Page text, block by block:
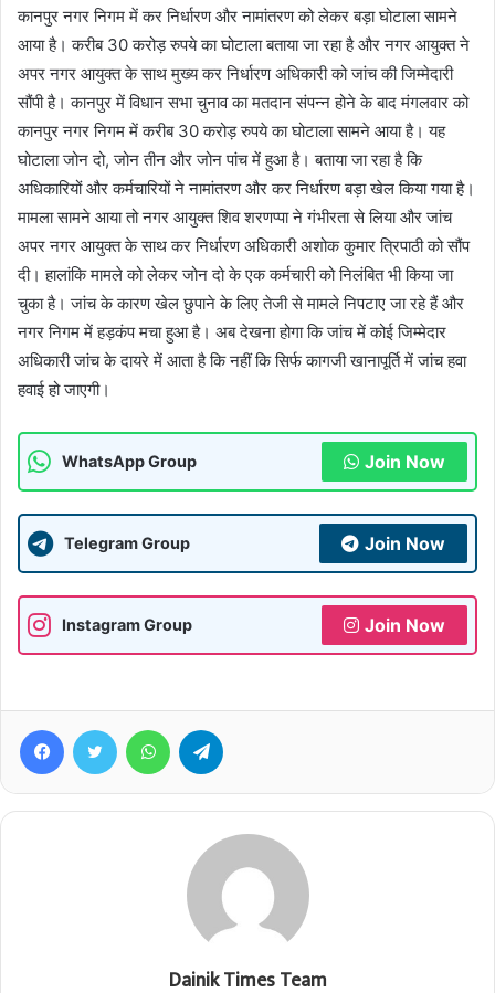
कानपुर नगर निगम में कर निर्धारण और नामांतरण को लेकर बड़ा घोटाला सामने
आया है। करीब 30 करोड़ रुपये का घोटाला बताया जा रहा है और नगर आयुक्त ने
अपर नगर आयुक्त के साथ मुख्य कर निर्धारण अधिकारी को जांच की जिम्मेदारी
सौंपी है। कानपुर में विधान सभा चुनाव का मतदान संपन्न होने के बाद मंगलवार को
कानपुर नगर निगम में करीब 30 करोड़ रुपये का घोटाला सामने आया है। यह
घोटाला जोन दो, जोन तीन और जोन पांच में हुआ है। बताया जा रहा है कि
अधिकारियों और कर्मचारियों ने नामांतरण और कर निर्धारण बड़ा खेल किया गया है।
मामला सामने आया तो नगर आयुक्त शिव शरणप्पा ने गंभीरता से लिया और जांच
अपर नगर आयुक्त के साथ कर निर्धारण अधिकारी अशोक कुमार त्रिपाठी को सौंप
दी। हालांकि मामले को लेकर जोन दो के एक कर्मचारी को निलंबित भी किया जा
चुका है। जांच के कारण खेल छुपाने के लिए तेजी से मामले निपटाए जा रहे हैं और
नगर निगम में हड़कंप मचा हुआ है। अब देखना होगा कि जांच में कोई जिम्मेदार
अधिकारी जांच के दायरे में आता है कि नहीं कि सिर्फ कागजी खानापूर्ति में जांच हवा
हवाई हो जाएगी।
WhatsApp Group Join Now
Telegram Group Join Now
Instagram Group Join Now
FacebookTwitter WhatsApp
Dainik Times Team